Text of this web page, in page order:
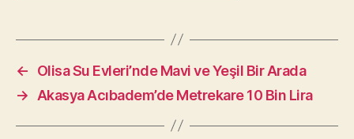
←
Olisa Su Evleri’nde Mavi ve Yeşil Bir Arada
→
Akasya Acıbadem’de Metrekare 10 Bin Lira